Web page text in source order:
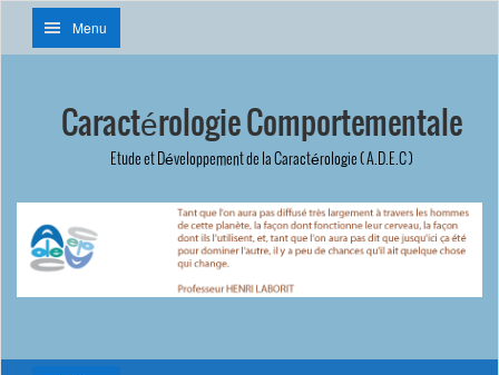
Menu
Caractérologie Comportementale
Etude et Développement de la Caractérologie ( A.D.E.C )